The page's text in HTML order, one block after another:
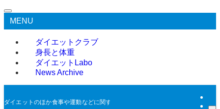
MENU
ダイエットクラブ
身長と体重
ダイエットLabo
News Archive
ダイエットのほか食事や運動などに関する過去のニュースをアーカイブとして